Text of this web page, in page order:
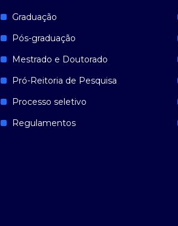
Graduação
Pós-graduação
Mestrado e Doutorado
Pró-Reitoria de Pesquisa
Processo seletivo
Regulamentos